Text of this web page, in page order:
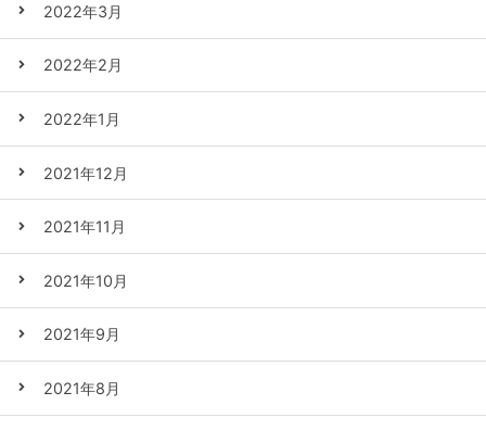
2022年3月
2022年2月
2022年1月
2021年12月
2021年11月
2021年10月
2021年9月
2021年8月